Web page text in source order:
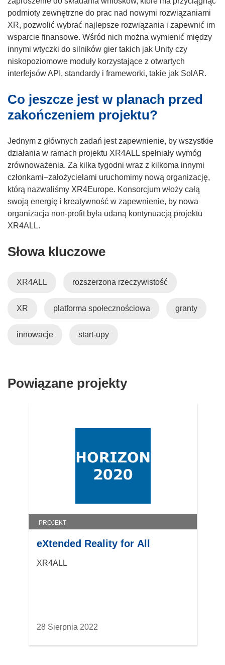
podmioty zewnętrzne do prac nad nowymi rozwiązaniami
XR, pozwolić wybrać najlepsze rozwiązania i zapewnić im
wsparcie finansowe. Wśród nich można wymienić między
innymi wtyczki do silników gier takich jak Unity czy
niskopoziomowe moduły korzystające z otwartych
interfejsów API, standardy i frameworki, takie jak SolAR.
Co jeszcze jest w planach przed
zakończeniem projektu?
Jednym z głównych zadań jest zapewnienie, by wszystkie
działania w ramach projektu XR4ALL spełniały wymóg
zrównoważenia. Za kilka tygodni wraz z kilkoma innymi
członkami–założycielami uruchomimy nową organizację,
którą nazwaliśmy XR4Europe. Konsorcjum włoży całą
swoją energię i kreatywność w zapewnienie, by nowa
organizacja non-profit była udaną kontynuacją projektu
XR4ALL.
Słowa kluczowe
XR4ALL rozszerzona rzeczywistość
XR platforma społecznościowa granty
innowacje start-upy
Powiązane projekty
PROJEKT
eXtended Reality for All
XR4ALL
28 Sierpnia 2022